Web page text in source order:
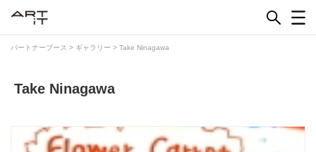
パートナーブース > ギャラリー > Take Ninagawa
Take Ninagawa